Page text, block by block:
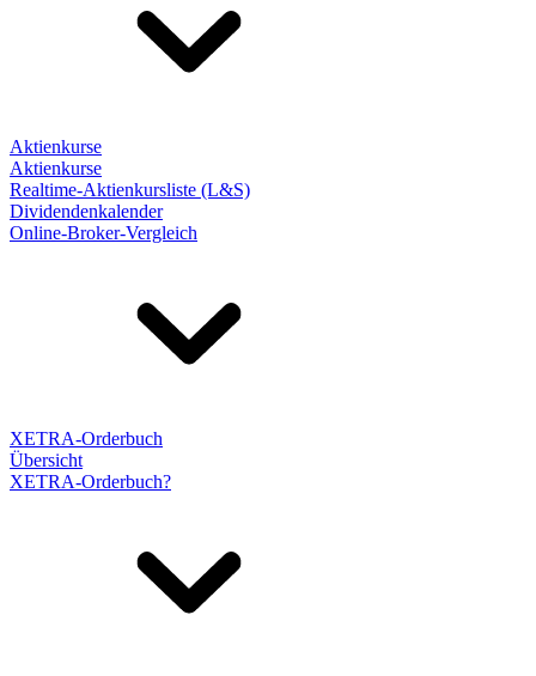
Aktienkurse
Aktienkurse
Realtime-Aktienkursliste (L&S)
Dividendenkalender
Online-Broker-Vergleich
XETRA-Orderbuch
Übersicht
XETRA-Orderbuch?